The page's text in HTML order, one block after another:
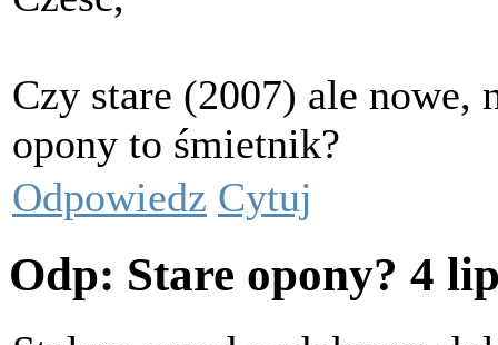
Czy stare (2007) ale nowe,
opony to śmietnik?
Odpowiedz Cytuj
Odp: Stare opony? 4